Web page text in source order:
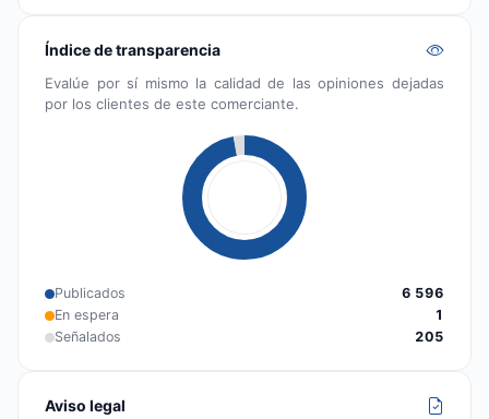
Índice de transparencia
Evalúe por sí mismo la calidad de las opiniones dejadas
por los clientes de este comerciante.
Publicados
6 596
En espera
1
Señalados
205
Aviso legal